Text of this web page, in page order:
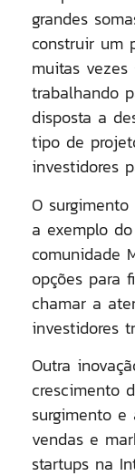
grandes
construir um
muitas
trabalhando
disposta a
tipo de
investidores
O
a exemplo
comunidade
opções para
chamar a
investidores
Outra
crescimento
surgimento e
vendas e
startups na